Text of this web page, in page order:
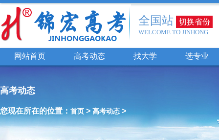
全国站 切换省份
WELCOME TO JINHONG
网站首页 高考动态 找大学 选专业
高考动态
您现在所在的位置： 首页 > 高考动态 >